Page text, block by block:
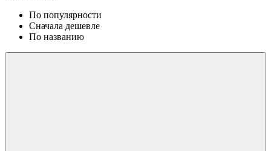
По популярности
Сначала дешевле
По названию